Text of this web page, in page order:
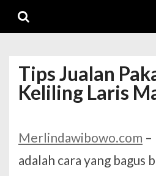
navigation
content
Tips Jualan
Keliling Laris
Merlindawibowo.com –
adalah cara yang bagus